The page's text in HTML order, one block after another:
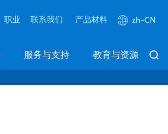
职业 联系我们 产品材料 zh-CN
服务与支持 教育与资源